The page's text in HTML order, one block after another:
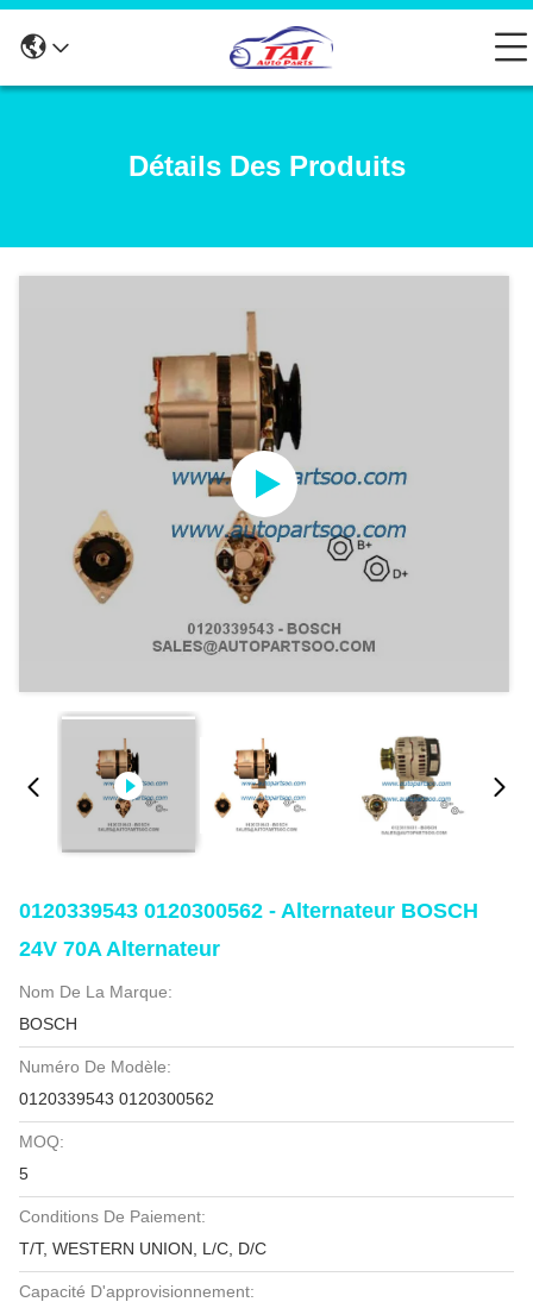
Détails Des Produits
0120339543 0120300562 - Alternateur BOSCH
24V 70A Alternateur
Nom De La Marque:
BOSCH
Numéro De Modèle:
0120339543 0120300562
MOQ:
5
Conditions De Paiement:
T/T, WESTERN UNION, L/C, D/C
Capacité D'approvisionnement: